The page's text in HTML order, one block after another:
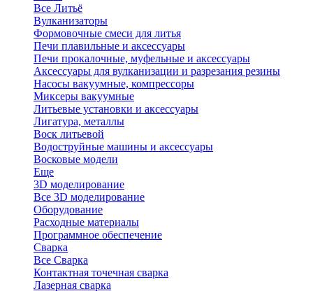
Все Литьё
Вулканизаторы
Формовочные смеси для литья
Печи плавильные и аксессуары
Печи прокалочные, муфельные и аксессуары
Аксессуары для вулканизации и разрезания резины
Насосы вакуумные, компрессоры
Миксеры вакуумные
Литьевые установки и аксессуары
Лигатура, металлы
Воск литьевой
Водоструйные машины и аксессуары
Восковые модели
Еще
3D моделирование
Все 3D моделирование
Оборудование
Расходные материалы
Программное обеспечение
Сварка
Все Сварка
Контактная точечная сварка
Лазерная сварка